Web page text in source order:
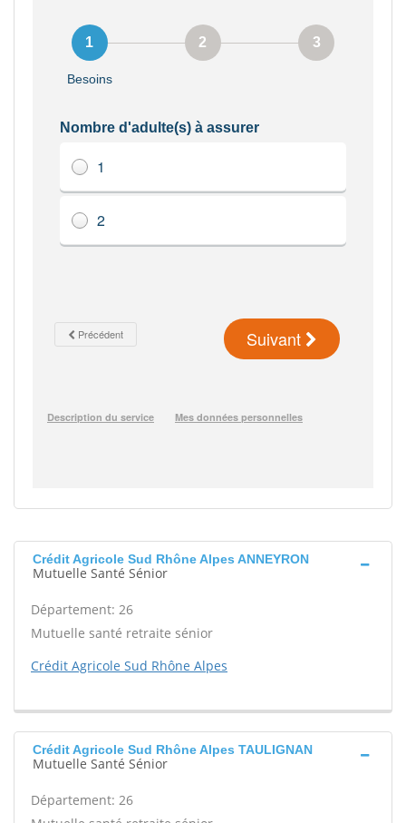
Crédit Agricole Sud Rhône Alpes ANNEYRON
Mutuelle Santé Sénior
Département: 26
Mutuelle santé retraite sénior
Crédit Agricole Sud Rhône Alpes
Crédit Agricole Sud Rhône Alpes TAULIGNAN
Mutuelle Santé Sénior
Département: 26